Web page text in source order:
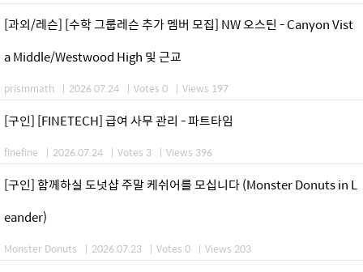
[과외/레슨] [수학 그룹레슨 추가 멤버 모집] NW 오스틴 - Canyon Vist
a Middle/Westwood High 및 근교
prismmath | 2026.07.24 | Votes 0 | Views 197
[구인] [FINETECH] 급여 사무 관리 - 파트타임
finefine | 2026.07.24 | Votes 3 | Views 396
[구인] 함께하실 도넛샵 주말 케쉬어를 모십니다 (Monster Donuts in L
eander)
Monster Donuts | 2026.07.23 | Votes 0 | Views 203